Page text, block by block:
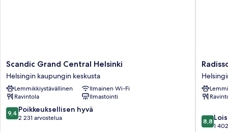
Scandic
Grand
Central
Helsinki
Helsingin
kaupungin
keskusta
Scandic Grand Central Helsinki
Helsingin kaupungin keskusta
Lemmikkiystävällinen
Ilmainen Wi-Fi
Ravintola
Ilmastointi
9.4
kautta
9,4 Poikkeuksellisen hyvä
2 231 arvostelua
Blu
Plaza
Hotel,
Helsinki
keskusta
8.8
kautta
8,8
1